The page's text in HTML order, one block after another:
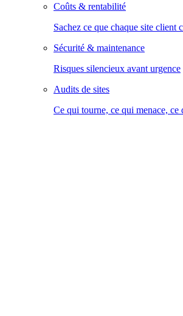
Coûts & rentabilité
Sachez ce que chaque site client
Sécurité & maintenance
Risques silencieux avant urgence
Audits de sites
Ce qui tourne, ce qui menace, ce